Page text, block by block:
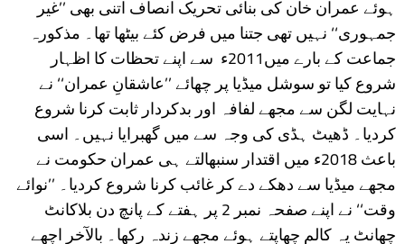
ہوئے عمران خان کی بنائی تحریک انصاف اتنی بھی ’’غیر
جمہوری‘‘ نہیں تھی جتنا میں فرض کئے بیٹھا تھا۔ مذکورہ
جماعت کے بارے میں2011ء سے اپنے تحظات کا اظہار
شروع کیا تو سوشل میڈیا پر چھائے ’’عاشقانِ عمران‘‘ نے
نہایت لگن سے مجھے لفافہ اور بدکردار ثابت کرنا شروع
کردیا۔ ڈھیٹ ہڈی کی وجہ سے میں گھبرایا نہیں۔ اسی
باعث 2018ء میں اقتدار سنبھالتے ہی عمران حکومت نے
مجھے میڈیا سے دھکے دے کر غائب کرنا شروع کردیا۔ ’’نوائے
وقت‘‘ نے اپنے صفحہ نمبر 2 پر ہفتے کے پانچ دن بلاکانٹ
چھانٹ یہ کالم چھاپتے ہوئے مجھے زندہ رکھا۔ بالآخر اچھے